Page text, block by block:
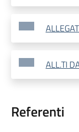
ALL.TI
Referenti